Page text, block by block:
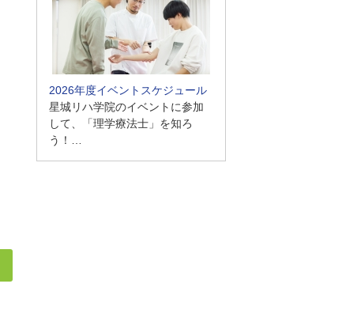
2026年度イベントスケジュール
星城リハ学院のイベントに参加
して、「理学療法士」を知ろ
う！…